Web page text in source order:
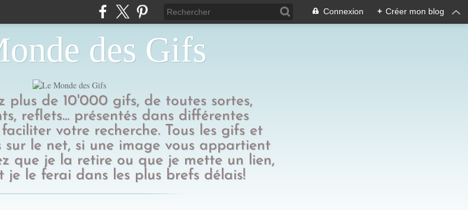
Connexion + Créer mon blog
des Gifs
plus de 10'000 gifs, de toutes sortes,
reflets... présentés dans différentes
votre recherche. Tous les gifs et
sur le net, si une image vous appartient
que je la retire ou que je mette un lien,
je le ferai dans les plus brefs délais!